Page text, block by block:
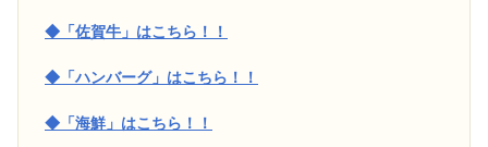
◆「佐賀牛」はこちら！！
◆「ハンバーグ」はこちら！！
◆「海鮮」はこちら！！